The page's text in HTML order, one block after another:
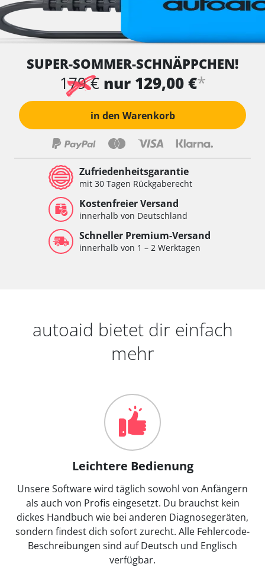
SUPER-SOMMER-SCHNÄPPCHEN!
179 € nur 129,00 €*
in den Warenkorb
Zufriedenheitsgarantie
mit 30 Tagen Rückgaberecht
Kostenfreier Versand
innerhalb von Deutschland
Schneller Premium-Versand
innerhalb von 1 – 2 Werktagen
autoaid bietet dir einfach
mehr
Leichtere Bedienung
Unsere Software wird täglich sowohl von Anfängern
als auch von Profis eingesetzt. Du brauchst kein
dickes Handbuch wie bei anderen Diagnosegeräten,
sondern findest dich sofort zurecht. Alle Fehlercode-
Beschreibungen sind auf Deutsch und Englisch
verfügbar.